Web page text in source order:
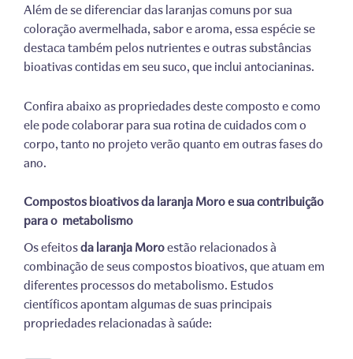
Além de se diferenciar das laranjas comuns por sua
coloração avermelhada, sabor e aroma, essa espécie se
destaca também pelos nutrientes e outras substâncias
bioativas contidas em seu suco, que inclui antocianinas.
Confira abaixo as propriedades deste composto e como
ele pode colaborar para sua rotina de cuidados com o
corpo, tanto no projeto verão quanto em outras fases do
ano.
Compostos bioativos da laranja Moro e sua contribuição
para o metabolismo
Os efeitosda laranja Moroestão relacionados à
combinação de seus compostos bioativos, que atuam em
diferentes processos do metabolismo. Estudos
científicos apontam algumas de suas principais
propriedades relacionadas à saúde: